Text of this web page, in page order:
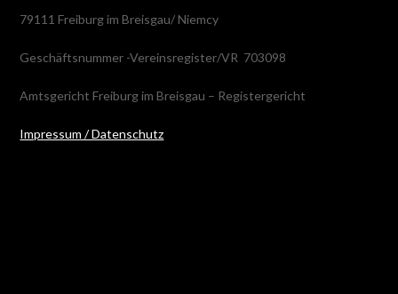
79111 Freiburg im Breisgau/ Niemcy
Geschäftsnummer -Vereinsregister/VR 703098
Amtsgericht Freiburg im Breisgau – Registergericht
Impressum / Datenschutz